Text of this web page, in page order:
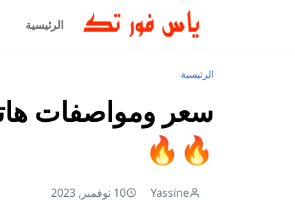
الرئيسية
الرئيسية
🔥🔥
Yassine 10 نوفمبر, 2023